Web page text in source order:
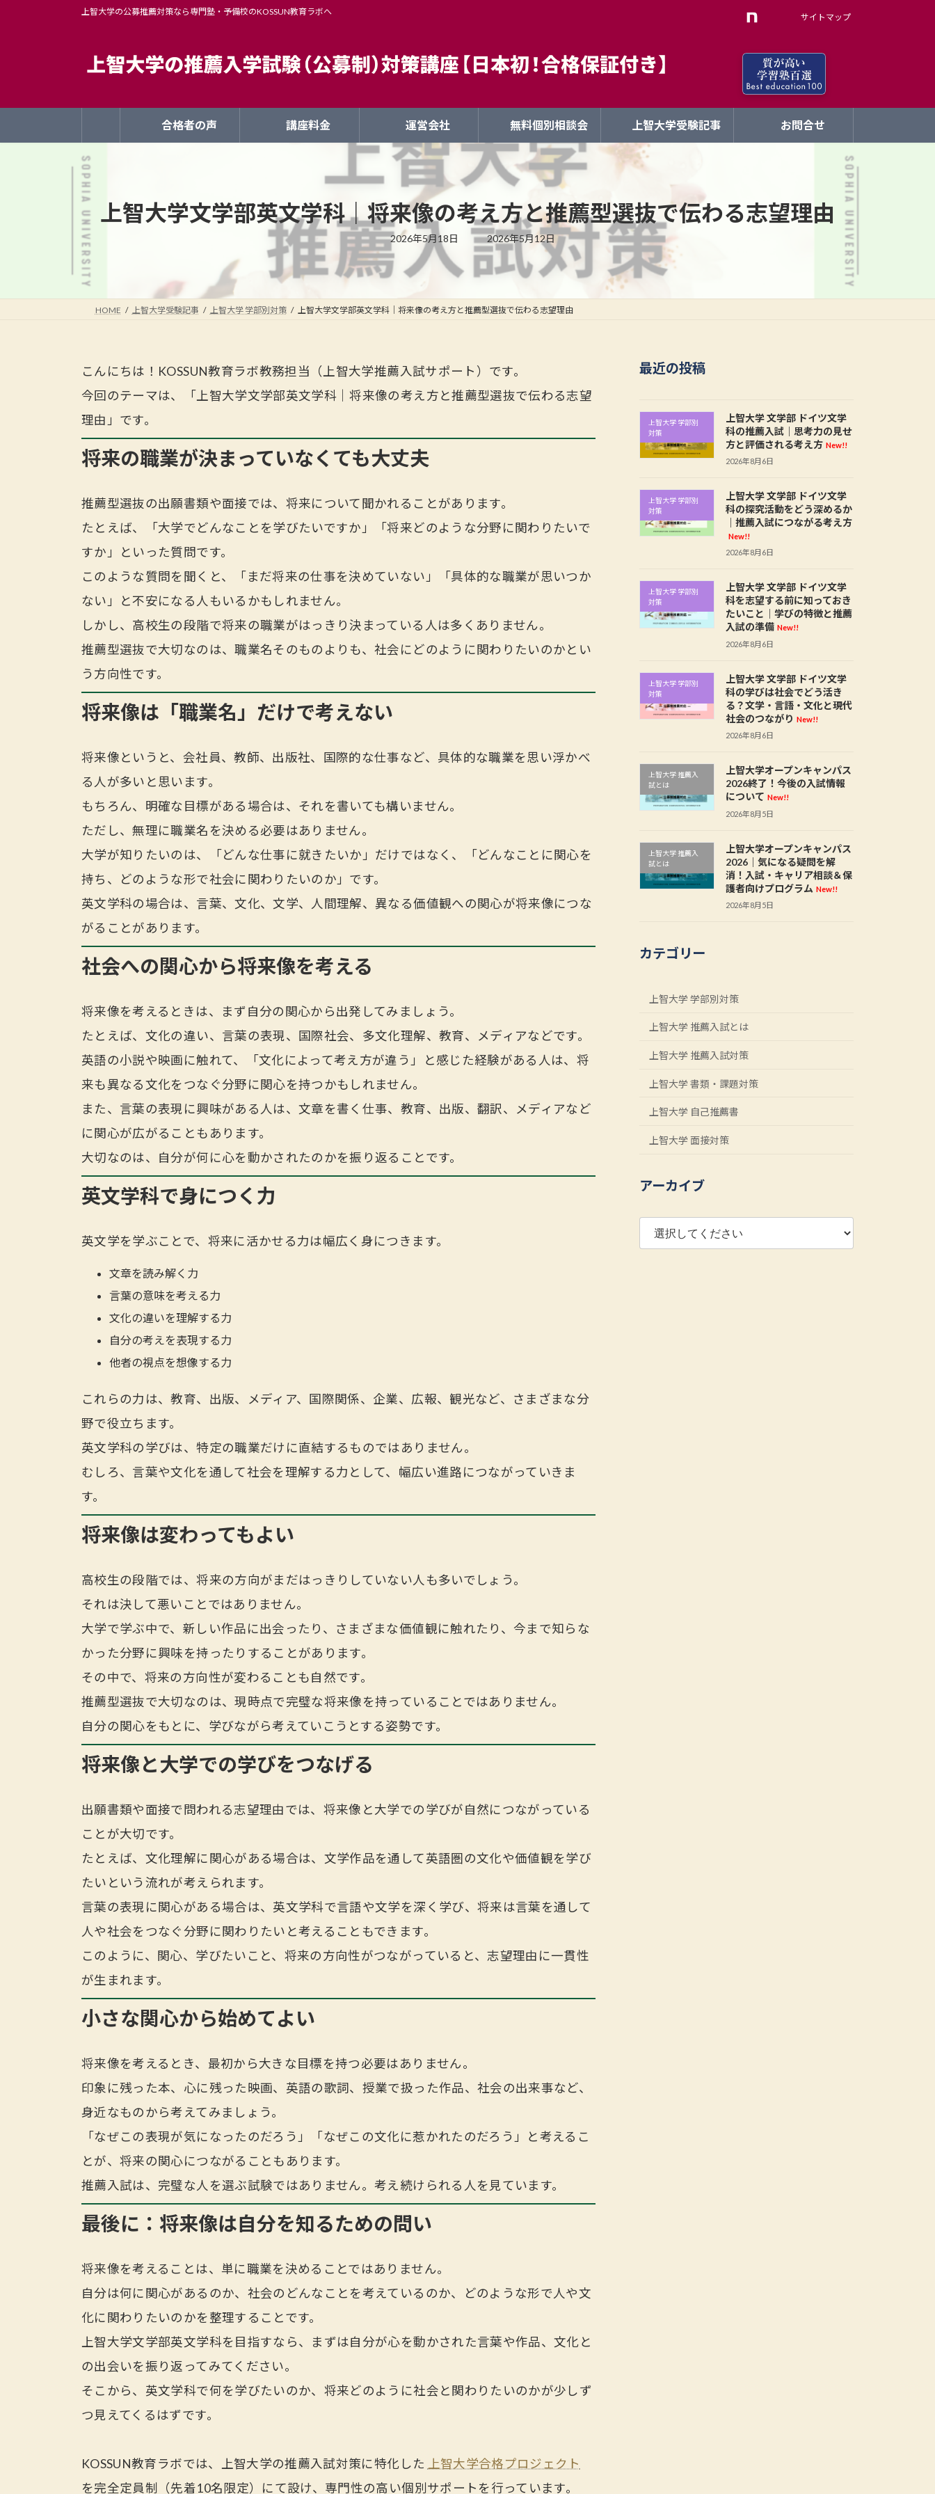
ス
ッ
ン
移
上智大学の公募推薦対策なら専門塾・予備校のKOSSUN教育ラボへ
サイトマップ
合格者の声 講座料金 運営会社 無料個別相談会 上智大学受験記事 お問合せ
上智大学文学部英文学科｜将来像の考え方と推薦型選抜で伝わる志望理由
2026年5月18日
最
終
更
新
日
:
2026年5月12日
HOME 上智大学受験記事 上智大学 学部別対策 上智大学文学部英文学科｜将来像の考え方と推薦型選抜で伝わる志望理由
こんにちは！KOSSUN教育ラボ教務担当（上智大学推薦入試サポート）です。
今回のテーマは、「上智大学文学部英文学科｜将来像の考え方と推薦型選抜で伝わる志望
理由」です。
将来の職業が決まっていなくても大丈夫
推薦型選抜の出願書類や面接では、将来について聞かれることがあります。
たとえば、「大学でどんなことを学びたいですか」「将来どのような分野に関わりたいで
すか」といった質問です。
このような質問を聞くと、「まだ将来の仕事を決めていない」「具体的な職業が思いつか
ない」と不安になる人もいるかもしれません。
しかし、高校生の段階で将来の職業がはっきり決まっている人は多くありません。
推薦型選抜で大切なのは、職業名そのものよりも、社会にどのように関わりたいのかとい
う方向性です。
将来像は「職業名」だけで考えない
将来像というと、会社員、教師、出版社、国際的な仕事など、具体的な職業を思い浮かべ
る人が多いと思います。
もちろん、明確な目標がある場合は、それを書いても構いません。
ただし、無理に職業名を決める必要はありません。
大学が知りたいのは、「どんな仕事に就きたいか」だけではなく、「どんなことに関心を
持ち、どのような形で社会に関わりたいのか」です。
英文学科の場合は、言葉、文化、文学、人間理解、異なる価値観への関心が将来像につな
がることがあります。
社会への関心から将来像を考える
将来像を考えるときは、まず自分の関心から出発してみましょう。
たとえば、文化の違い、言葉の表現、国際社会、多文化理解、教育、メディアなどです。
英語の小説や映画に触れて、「文化によって考え方が違う」と感じた経験がある人は、将
来も異なる文化をつなぐ分野に関心を持つかもしれません。
また、言葉の表現に興味がある人は、文章を書く仕事、教育、出版、翻訳、メディアなど
に関心が広がることもあります。
大切なのは、自分が何に心を動かされたのかを振り返ることです。
英文学科で身につく力
英文学を学ぶことで、将来に活かせる力は幅広く身につきます。
文章を読み解く力
言葉の意味を考える力
文化の違いを理解する力
自分の考えを表現する力
他者の視点を想像する力
これらの力は、教育、出版、メディア、国際関係、企業、広報、観光など、さまざまな分
野で役立ちます。
英文学科の学びは、特定の職業だけに直結するものではありません。
むしろ、言葉や文化を通して社会を理解する力として、幅広い進路につながっていきま
す。
将来像は変わってもよい
高校生の段階では、将来の方向がまだはっきりしていない人も多いでしょう。
それは決して悪いことではありません。
大学で学ぶ中で、新しい作品に出会ったり、さまざまな価値観に触れたり、今まで知らな
かった分野に興味を持ったりすることがあります。
その中で、将来の方向性が変わることも自然です。
推薦型選抜で大切なのは、現時点で完璧な将来像を持っていることではありません。
自分の関心をもとに、学びながら考えていこうとする姿勢です。
将来像と大学での学びをつなげる
出願書類や面接で問われる志望理由では、将来像と大学での学びが自然につながっている
ことが大切です。
たとえば、文化理解に関心がある場合は、文学作品を通して英語圏の文化や価値観を学び
たいという流れが考えられます。
言葉の表現に関心がある場合は、英文学科で言語や文学を深く学び、将来は言葉を通して
人や社会をつなぐ分野に関わりたいと考えることもできます。
このように、関心、学びたいこと、将来の方向性がつながっていると、志望理由に一貫性
が生まれます。
小さな関心から始めてよい
将来像を考えるとき、最初から大きな目標を持つ必要はありません。
印象に残った本、心に残った映画、英語の歌詞、授業で扱った作品、社会の出来事など、
身近なものから考えてみましょう。
「なぜこの表現が気になったのだろう」「なぜこの文化に惹かれたのだろう」と考えるこ
とが、将来の関心につながることもあります。
推薦入試は、完璧な人を選ぶ試験ではありません。考え続けられる人を見ています。
最後に：将来像は自分を知るための問い
将来像を考えることは、単に職業を決めることではありません。
自分は何に関心があるのか、社会のどんなことを考えているのか、どのような形で人や文
化に関わりたいのかを整理することです。
上智大学文学部英文学科を目指すなら、まずは自分が心を動かされた言葉や作品、文化と
の出会いを振り返ってみてください。
そこから、英文学科で何を学びたいのか、将来どのように社会と関わりたいのかが少しず
つ見えてくるはずです。
KOSSUN教育ラボでは、上智大学の推薦入試対策に特化した
上智大学合格プロジェクト
を完全定員制（先着10名限定）にて設け、専門性の高い個別サポートを行っています。
最近の投稿
上智大学 学部別
対策
上智大学 文学部 ドイツ文学
科の推薦入試｜思考力の見せ
方と評価される考え方 New!!
2026年8月6日
上智大学 学部別
対策
上智大学 文学部 ドイツ文学
科の探究活動をどう深めるか
｜推薦入試につながる考え方
New!!
2026年8月6日
上智大学 学部別
対策
上智大学 文学部 ドイツ文学
科を志望する前に知っておき
たいこと｜学びの特徴と推薦
入試の準備 New!!
2026年8月6日
上智大学 学部別
対策
上智大学 文学部 ドイツ文学
科の学びは社会でどう活き
る？文学・言語・文化と現代
社会のつながり New!!
2026年8月6日
上智大学 推薦入
試とは
上智大学オープンキャンパス
2026終了！今後の入試情報
について New!!
2026年8月5日
上智大学 推薦入
試とは
上智大学オープンキャンパス
2026｜気になる疑問を解
消！入試・キャリア相談＆保
護者向けプログラム New!!
2026年8月5日
カテゴリー
上智大学 学部別対策
上智大学 推薦入試とは
上智大学 推薦入試対策
上智大学 書類・課題対策
上智大学 自己推薦書
上智大学 面接対策
アーカイブ